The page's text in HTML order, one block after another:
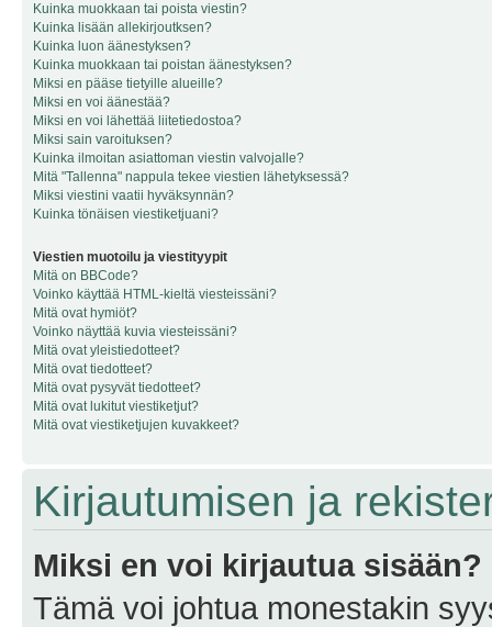
Kuinka muokkaan tai poista viestin?
Kuinka lisään allekirjoutksen?
Kuinka luon äänestyksen?
Kuinka muokkaan tai poistan äänestyksen?
Miksi en pääse tietyille alueille?
Miksi en voi äänestää?
Miksi en voi lähettää liitetiedostoa?
Miksi sain varoituksen?
Kuinka ilmoitan asiattoman viestin valvojalle?
Mitä "Tallenna" nappula tekee viestien lähetyksessä?
Miksi viestini vaatii hyväksynnän?
Kuinka tönäisen viestiketjuani?
Viestien muotoilu ja viestityypit
Mitä on BBCode?
Voinko käyttää HTML-kieltä viesteissäni?
Mitä ovat hymiöt?
Voinko näyttää kuvia viesteissäni?
Mitä ovat yleistiedotteet?
Mitä ovat tiedotteet?
Mitä ovat pysyvät tiedotteet?
Mitä ovat lukitut viestiketjut?
Mitä ovat viestiketjujen kuvakkeet?
Kirjautumisen ja
Miksi en voi kirjautua sisään?
Tämä voi johtua monestakin